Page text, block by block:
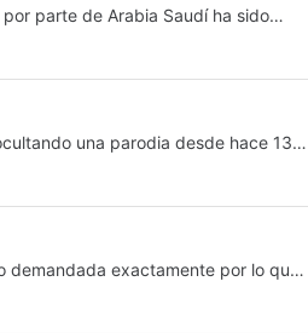
parte de Arabia Saudí ha sido
malas noticias para todos
una parodia desde hace 13
la sacará a la luz… pero solo para
demandada exactamente por lo que
a gente sin su consentimiento en